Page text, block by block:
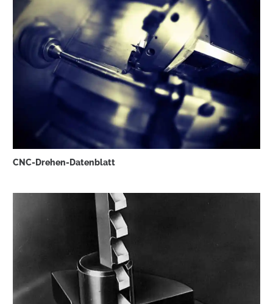
CNC-Drehen-Datenblatt